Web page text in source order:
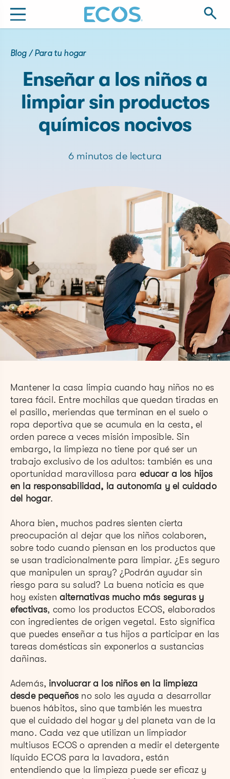
Blog/Para tu hogar
Enseñar a los niños a
limpiar sin productos
químicos nocivos
6 minutos de lectura
Mantener la casa limpia cuando hay niños no es
tarea fácil. Entre mochilas que quedan tiradas en
el pasillo, meriendas que terminan en el suelo o
ropa deportiva que se acumula en la cesta, el
orden parece a veces misión imposible. Sin
embargo, la limpieza no tiene por qué ser un
trabajo exclusivo de los adultos: también es una
oportunidad maravillosa para educar a los hijos
en la responsabilidad, la autonomía y el cuidado
del hogar.
Ahora bien, muchos padres sienten cierta
preocupación al dejar que los niños colaboren,
sobre todo cuando piensan en los productos que
se usan tradicionalmente para limpiar. ¿Es seguro
que manipulen un spray? ¿Podrán ayudar sin
riesgo para su salud? La buena noticia es que
hoy existen alternativas mucho más seguras y
efectivas, como los productos ECOS, elaborados
con ingredientes de origen vegetal. Esto significa
que puedes enseñar a tus hijos a participar en las
tareas domésticas sin exponerlos a sustancias
dañinas.
Además, involucrar a los niños en la limpieza
desde pequeños no solo les ayuda a desarrollar
buenos hábitos, sino que también les muestra
que el cuidado del hogar y del planeta van de la
mano. Cada vez que utilizan un limpiador
multiusos ECOS o aprenden a medir el detergente
líquido ECOS para la lavadora, están
entendiendo que la limpieza puede ser eficaz y